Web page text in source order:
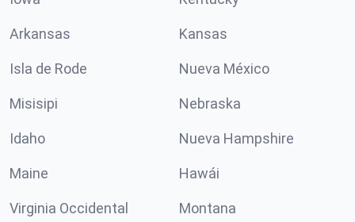
Arkansas Kansas
Isla de Rode Nueva México
Misisipi Nebraska
Idaho Nueva Hampshire
Maine Hawái
Virginia Occidental Montana